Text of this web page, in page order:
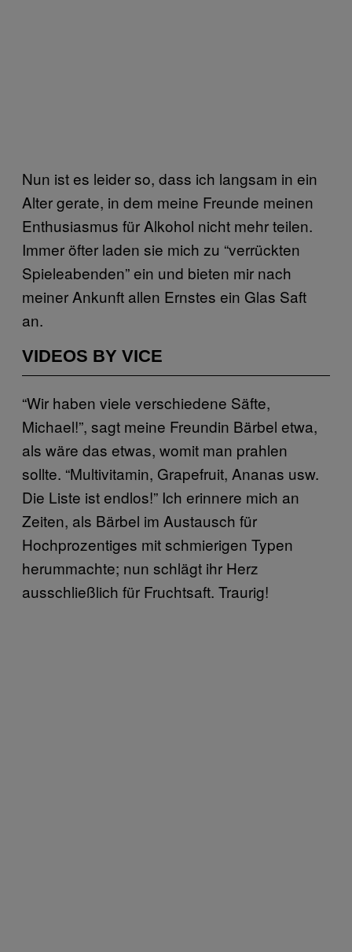
Nun ist es leider so, dass ich langsam in ein
Alter gerate, in dem meine Freunde meinen
Enthusiasmus für Alkohol nicht mehr teilen.
Immer öfter laden sie mich zu “verrückten
Spieleabenden” ein und bieten mir nach
meiner Ankunft allen Ernstes ein Glas Saft
an.
VIDEOS BY VICE
“Wir haben viele verschiedene Säfte,
Michael!”, sagt meine Freundin Bärbel etwa,
als wäre das etwas, womit man prahlen
sollte. “Multivitamin, Grapefruit, Ananas usw.
Die Liste ist endlos!” Ich erinnere mich an
Zeiten, als Bärbel im Austausch für
Hochprozentiges mit schmierigen Typen
herummachte; nun schlägt ihr Herz
ausschließlich für Fruchtsaft. Traurig!